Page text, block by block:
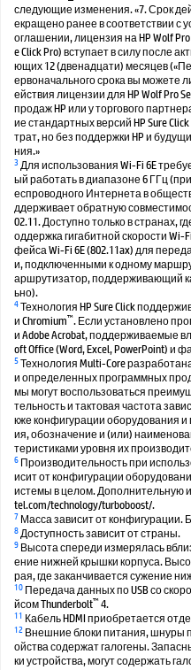
следующие изменения. «7. Срок
екращено ранее в соответствии
оглашении, лицензия на HP Wolf Pro
e Click Pro) вступает в силу после
ющих 12 (двенадцати) месяцев
ервоначального срока вы можете
ействия лицензии для HP Wolf Pro
продаж HP или у торгового
ие стандартных версий HP Sure
трат, но без поддержки HP и
ния.»
3 Для использования Wi-Fi 6E
ый работать в диапазоне 6 ГГц
еспроводного Интернета в
ддерживает обратную
02.11. Доступно только в странах,
оддержка гигабитной скорости Wi-Fi
фейса Wi-Fi 6E (802.11ax) для
и, подключенными к одному
аршрутизатор, поддерживающий
ьно).
4Технология HP Sure Click
и Chromium™. Если установлено
и Adobe Acrobat, поддерживаемые
oft Office (Word, Excel, PowerPoint) и
5Технология Multi-Core
и определенных программных
мы могут воспользоваться
тельность и тактовая частота
кже конфигурации оборудования
ия, обозначение и (или)
теристиками уровня их
6 Производительность при
исит от конфигурации
истемы в целом. Дополнительную
tel.com/technology/turboboost/.
7 Масса зависит от конфигурации.
8Доступность зависит от страны.
9 Высота спереди измерялась
ение нижней крышки корпуса.
рая, где заканчивается сужение
10 Передача данных по USB со
йсом Thunderbolt™4.
11 Кабель HDMI приобретается
12 Внешние блоки питания, шнуры
ойства содержат галогены.
ки устройства, могут содержать